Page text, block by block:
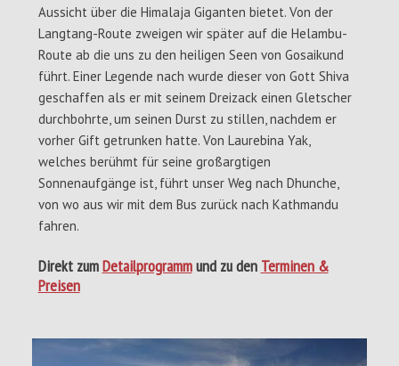
Aussicht über die Himalaja Giganten bietet. Von der
Langtang-Route zweigen wir später auf die Helambu-
Route ab die uns zu den heiligen Seen von Gosaikund
führt. Einer Legende nach wurde dieser von Gott Shiva
geschaffen als er mit seinem Dreizack einen Gletscher
durchbohrte, um seinen Durst zu stillen, nachdem er
vorher Gift getrunken hatte. Von Laurebina Yak,
welches berühmt für seine großargtigen
Sonnenaufgänge ist, führt unser Weg nach Dhunche,
von wo aus wir mit dem Bus zurück nach Kathmandu
fahren.
Direkt zumDetailprogrammund zu den Terminen &
Preisen